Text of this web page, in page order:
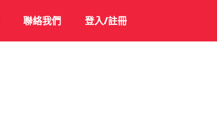
聯絡我們 登入/註冊